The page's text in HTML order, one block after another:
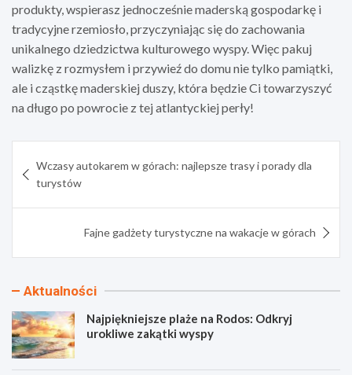
produkty, wspierasz jednocześnie maderską gospodarkę i
tradycyjne rzemiosło, przyczyniając się do zachowania
unikalnego dziedzictwa kulturowego wyspy. Więc pakuj
walizkę z rozmysłem i przywieź do domu nie tylko pamiątki,
ale i cząstkę maderskiej duszy, która będzie Ci towarzyszyć
na długo po powrocie z tej atlantyckiej perły!
wpisu
Wczasy autokarem w górach: najlepsze trasy i porady dla
turystów
Fajne gadżety turystyczne na wakacje w górach
Aktualności
Najpiękniejsze plaże na Rodos: Odkryj
urokliwe zakątki wyspy